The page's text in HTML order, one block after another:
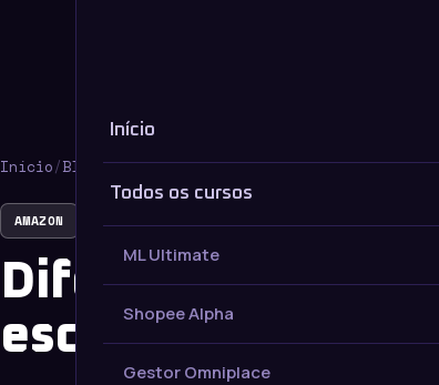
Início
Todos os cursos
ML Ultimate
Shopee Alpha
Gestor Omniplace
Início/Blog /AMAZON
AMAZON
Diferença entre
escolher na